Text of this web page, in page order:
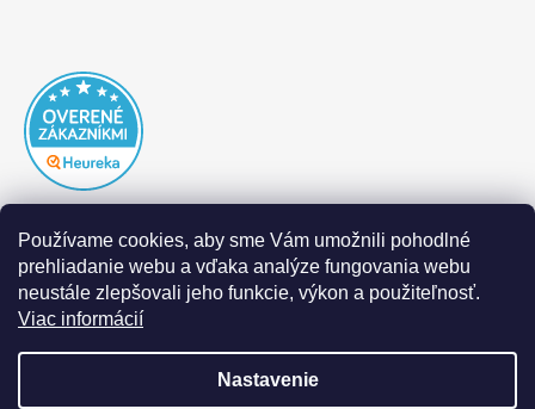
Používame cookies, aby sme Vám umožnili pohodlné
prehliadanie webu a vďaka analýze fungovania webu
neustále zlepšovali jeho funkcie, výkon a použiteľnosť.
Viac informácií
Nastavenie